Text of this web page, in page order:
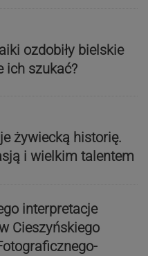
ozdobiły bielskie
ich szukać?
żywiecką historię.
i wielkim talentem
interpretacje
Cieszyńskiego